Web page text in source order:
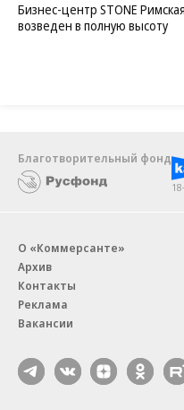
Бизнес-центр STONE Римская
возведен в полную высоту
Благотворительный фонд
О «Коммерсанте»
Архив
Контакты
Реклама
Вакансии